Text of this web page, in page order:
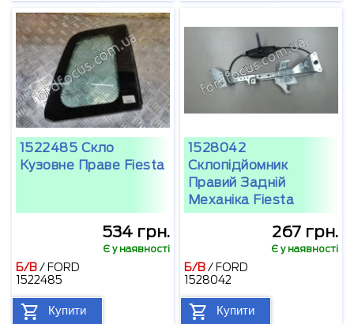
1522485 Скло
Кузовне Праве Fiesta
534 грн.
Є у наявності
Б/В/ FORD
1522485
Купити
1528042
Склопідйомник
Правий Задній
Механіка Fiesta
267 грн.
Є у наявності
Б/В/ FORD
1528042
Купити